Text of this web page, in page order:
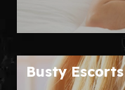
Busty Escorts